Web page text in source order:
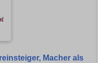
Macher als